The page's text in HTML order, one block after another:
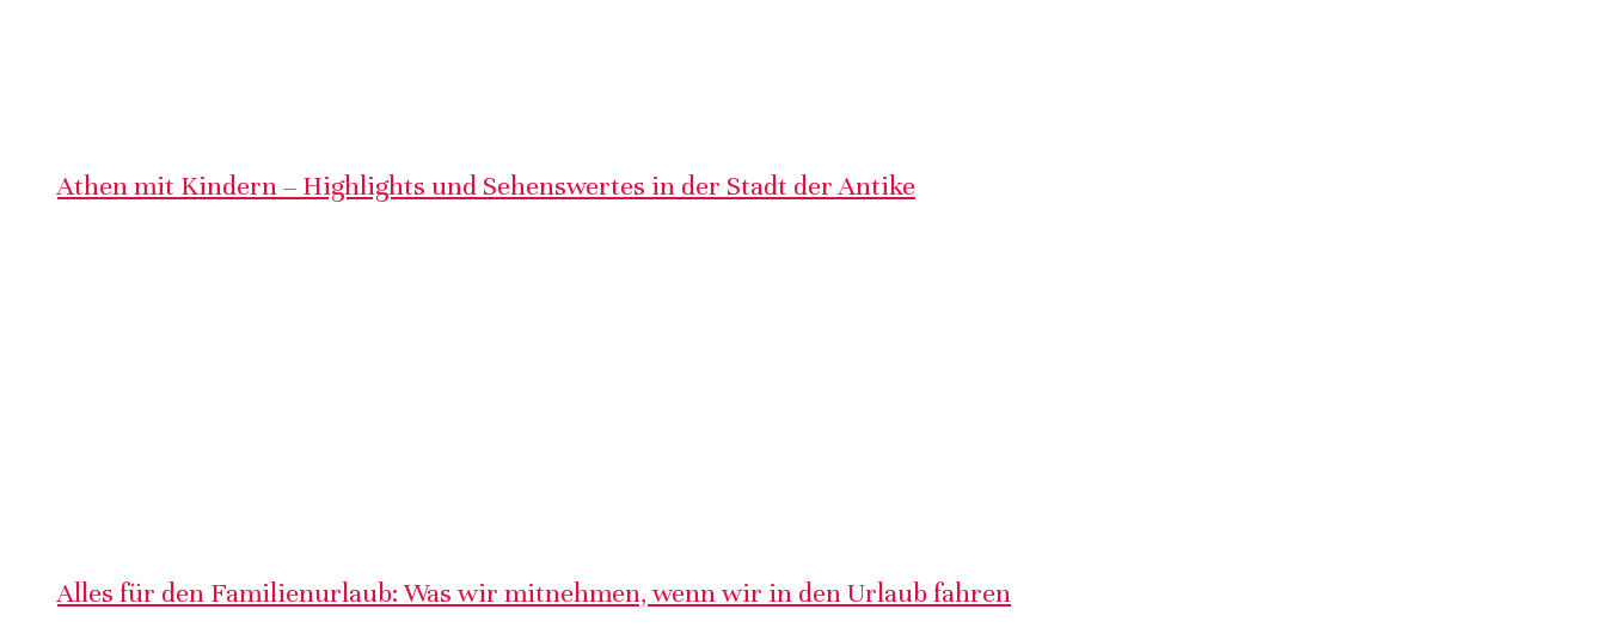
Athen mit Kindern – Highlights und Sehenswertes in der Stadt der Antike
Alles für den Familienurlaub: Was wir mitnehmen, wenn wir in den Urlaub fahren